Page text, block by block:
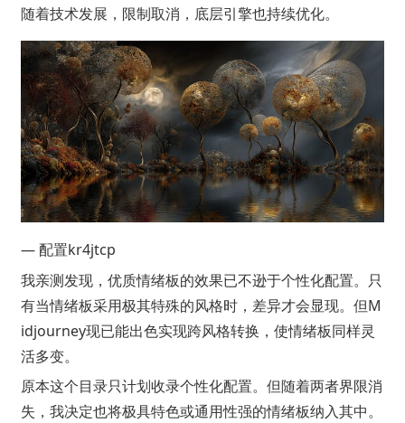
随着技术发展，限制取消，底层引擎也持续优化。
— 配置kr4jtcp
我亲测发现，优质情绪板的效果已不逊于个性化配置。只
有当情绪板采用极其特殊的风格时，差异才会显现。但M
idjourney现已能出色实现跨风格转换，使情绪板同样灵
活多变。
原本这个目录只计划收录个性化配置。但随着两者界限消
失，我决定也将极具特色或通用性强的情绪板纳入其中。